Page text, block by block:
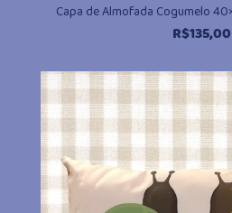
Capa de Almofada Cogumelo
R$135,00